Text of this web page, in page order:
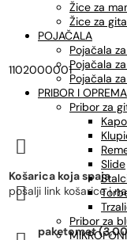
Žice za
Žice za
POJAČALA
Pojačala
Pojačala
Pojačala
PRIBOR I OPREMA
Pribor za
Slide
Pribor za
MIKROFONI
1102000001

Košarica koja spaja
pošalji link košarice i

paketomat